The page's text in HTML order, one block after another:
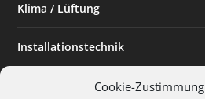
Cookie-Zustimmung
Klima / Lüftung
Installationstechnik
Planen & Bauen